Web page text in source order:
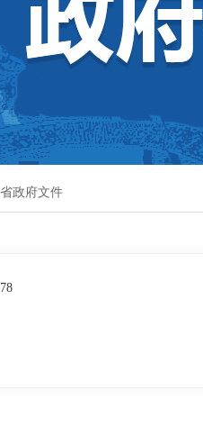
省政府文件